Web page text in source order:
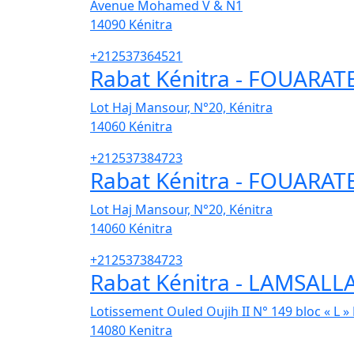
Avenue Mohamed V & N1
14090 Kénitra
+212537364521
Rabat Kénitra -
Lot Haj Mansour, N°20, Kénitra
14060 Kénitra
+212537384723
Rabat Kénitra -
Lot Haj Mansour, N°20, Kénitra
14060 Kénitra
+212537384723
Rabat Kénitra -
Lotissement Ouled Oujih II N° 149 bloc « L »
14080 Kenitra